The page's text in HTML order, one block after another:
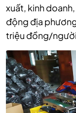
xuất, kinh
động địa
triệu đồng/